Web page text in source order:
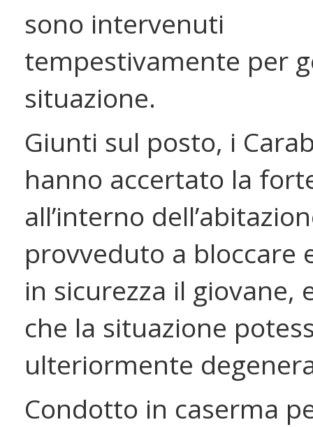
sono intervenuti
tempestivamente per
situazione.
Giunti sul posto, i
hanno accertato la
all’interno
provveduto a bloccare
in sicurezza il giovane,
che la situazione
ulteriormente
Condotto in caserma